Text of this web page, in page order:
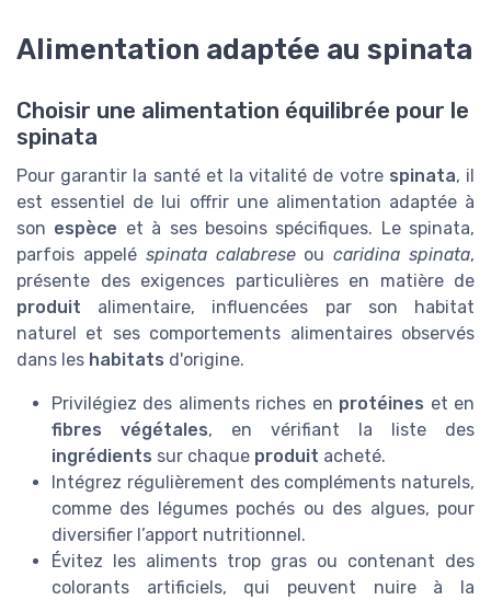
Alimentation adaptée au spinata
Choisir une alimentation équilibrée pour le
spinata
Pour garantir la santé et la vitalité de votre spinata, il
est essentiel de lui offrir une alimentation adaptée à
son espèce et à ses besoins spécifiques. Le spinata,
parfois appelé spinata calabreseoucaridina spinata,
présente des exigences particulières en matière de
produit alimentaire, influencées par son habitat
naturel et ses comportements alimentaires observés
dans les habitats d'origine.
Privilégiez des aliments riches en protéines et en
fibres végétales, en vérifiant la liste des
ingrédients sur chaque produit acheté.
Intégrez régulièrement des compléments naturels,
comme des légumes pochés ou des algues, pour
diversifier l’apport nutritionnel.
Évitez les aliments trop gras ou contenant des
colorants artificiels, qui peuvent nuire à la